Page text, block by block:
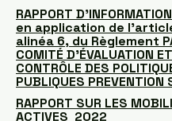
RAPPORT
en application de
alinéa 6, du Règlement
COMITÉ D’ÉVALUATION
CONTRÔLE DES
PUBLIQUES PREVENTION
RAPPORT SUR LES
ACTIVES 2022